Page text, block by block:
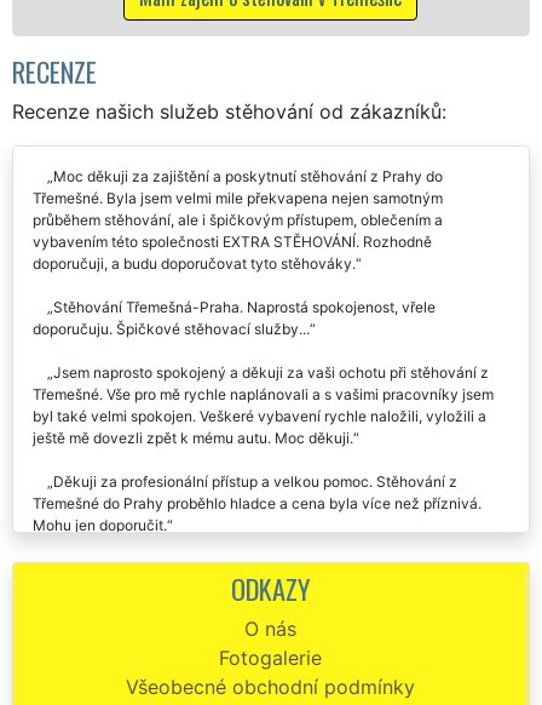
Mám zájem o stěhovací služby v
RECENZE
Recenze našich služeb stěhování od zákazníků:
Moc děkuji za zajištění a poskytnutí stěhování z Prahy do
Třemešné. Byla jsem velmi mile překvapena nejen samotným
průběhem stěhování, ale i špičkovým přístupem, oblečením a
vybavením této společnosti EXTRA STĚHOVÁNÍ. Rozhodně
Stěhování Třemešná-Praha. Naprostá spokojenost, vřele
Jsem naprosto spokojený a děkuji za vaši ochotu při stěhování z
Třemešné. Vše pro mě rychle naplánovali a s vašimi pracovníky jsem
byl také velmi spokojen. Veškeré vybavení rychle naložili, vyložili a
Děkuji za profesionální přístup a velkou pomoc. Stěhování z
Třemešné do Prahy proběhlo hladce a cena byla více než příznivá.
EXTRA STĚHOVÁNÍ mohu doporučit! Byla jsem příjemně
překvapena, jak byl celý team stěhováků super ochotný, milý a celé
stěhování v Třemešné s nimi proběhlo bez problémů a velmi
profesionálně. Úvodní komunikace a plánování bylo také na jedničku,
všichni byli ochotní a nápomocní.
ODKAZY
O nás
Fotogalerie